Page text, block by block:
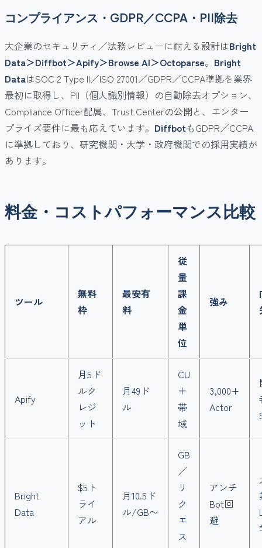
コンプライアンス・GDPR／CCPA・PII除去
大企業のセキュリティ／法務レビューに耐える設計はBright
Data＞Diffbot＞Apify＞Browse AI＞Octoparse。 Bright
DataはSOC 2 Type II／ISO 27001／GDPR／CCPA準拠を業界
最初に取得し、PII（個人識別情報）の自動除去オプション、
Compliance Officer配属、Trust Centerの公開と、エンター
プライズ要件に最も応えています。 DiffbotもGDPR／CCPA
に準拠しており、研究機関・大学・政府機関での採用実績が
あります。
料金・コストパフォーマンス比較
ツール
無料
枠
最安有
料
従
量
課
金
単
位
強み
Apify
月5ド
ルク
レジ
ット
月49ド
ル
CU
＋
帯
域
3,000+
Actor
Bright
Data
$5ト
ライ
アル
月10.5ド
ル/GB〜
GB
／
リ
ク
エ
ス
アンチ
Bot回
避